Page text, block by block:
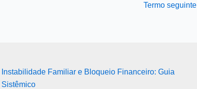
Termo seguinte
Instabilidade Familiar e Bloqueio Financeiro: Guia
Sistêmico